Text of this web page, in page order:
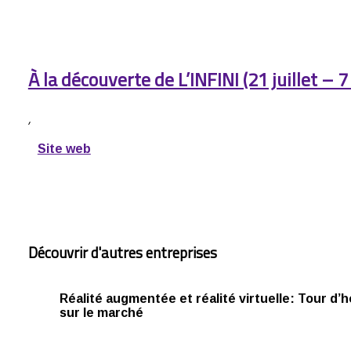
À la découverte de L’INFINI (21 juillet –
,
Site web
Découvrir d'autres entreprises
Réalité augmentée et réalité virtuelle: Tour
sur le marché